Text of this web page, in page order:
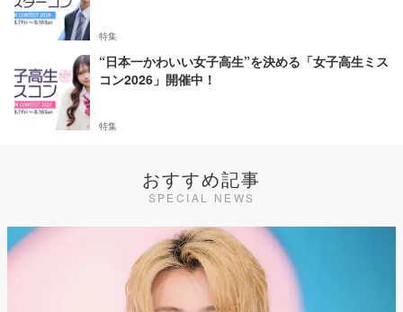
特集
“日本一かわいい女子高生”を決める「女子高生ミス
コン2026」開催中！
特集
おすすめ記事
SPECIAL NEWS